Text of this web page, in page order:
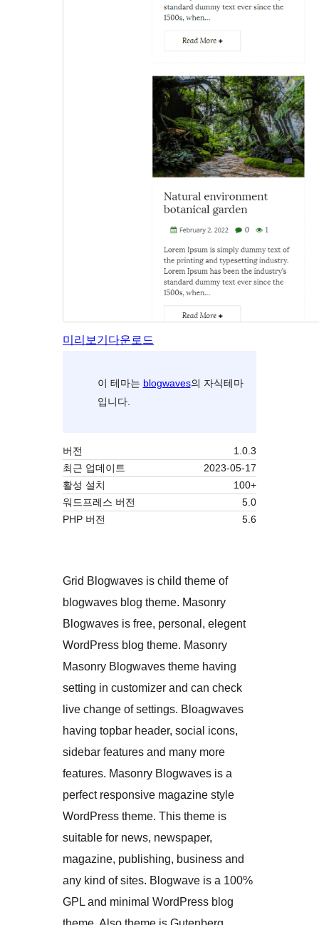
미리보기 다운로드
이 테마는 blogwaves의 자식테마
입니다.
버전
1.0.3
최근 업데이트
2023-05-17
활성 설치
100+
워드프레스 버전
5.0
PHP 버전
5.6
Grid Blogwaves is child theme of
blogwaves blog theme. Masonry
Blogwaves is free, personal, elegent
WordPress blog theme. Masonry
Masonry Blogwaves theme having
setting in customizer and can check
live change of settings. Bloagwaves
having topbar header, social icons,
sidebar features and many more
features. Masonry Blogwaves is a
perfect responsive magazine style
WordPress theme. This theme is
suitable for news, newspaper,
magazine, publishing, business and
any kind of sites. Blogwave is a 100%
GPL and minimal WordPress blog